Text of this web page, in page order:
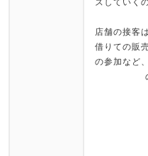
ズしていく
店舗の接客
借りての販
の参加など